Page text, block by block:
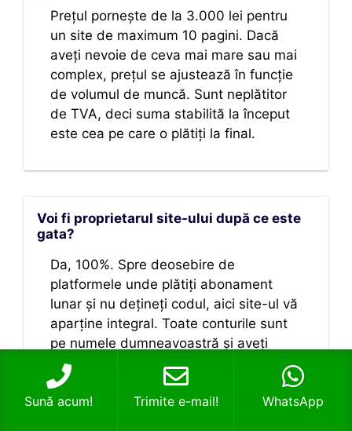
Prețul pornește de la 3.000 lei pentru
un site de maximum 10 pagini. Dacă
aveți nevoie de ceva mai mare sau mai
complex, prețul se ajustează în funcție
de volumul de muncă. Sunt neplătitor
de TVA, deci suma stabilită la început
este cea pe care o plătiți la final.
Voi fi proprietarul site-ului după ce este
gata?
Da, 100%. Spre deosebire de
platformele unde plătiți abonament
lunar și nu dețineți codul, aici site-ul vă
aparține integral. Toate conturile sunt
pe numele dumneavoastră și aveți
control total asupra fișierelor și bazei
de date.
Sună acum!
Trimite e-mail! WhatsApp